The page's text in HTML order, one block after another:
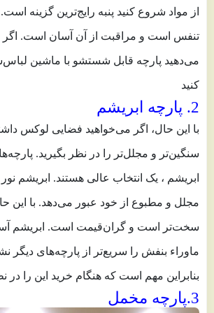
از مواد شروع کنید پنبه رایج‌ترین گزینه
تنفس است و مراقبت از آن آسان است. اگر
می‌دهید پارچه قابل شستشو با ماشین
کنید
2. پارچه ابریشم
با این حال، اگر می‌خواهید فضایی لوکس
سنگین‌تر و مجلل‌تر را در نظر بگیرید.
ابریشم ، یک انتخاب عالی هستند. ابریشم
مجلل و مطبوع از خود عبور می‌دهد. با این
سخت‌تر است و گران‌قیمت است. ابریشم
ماوراء بنفش را سریع‌تر از پارچه‌های دیگر
بنابراین مهم است که هنگام خرید این را در
3.پارچه مخمل